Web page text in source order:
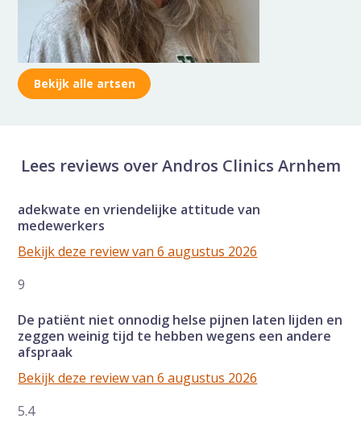
Bekijk alle artsen
Lees reviews over Andros Clinics Arnhem
adekwate en vriendelijke attitude van
medewerkers
Bekijk deze review van 6 augustus 2026
9
De patiënt niet onnodig helse pijnen laten lijden en
zeggen weinig tijd te hebben wegens een andere
afspraak
Bekijk deze review van 6 augustus 2026
5.4